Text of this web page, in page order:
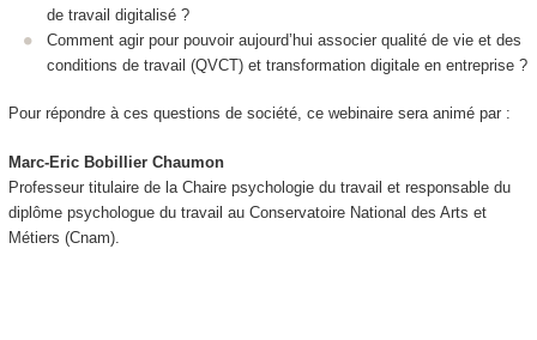
de travail digitalisé ?
Comment agir pour pouvoir aujourd’hui associer qualité de vie et des
conditions de travail (QVCT) et transformation digitale en entreprise ?
Pour répondre à ces questions de société, ce webinaire sera animé par :
Marc-Eric Bobillier Chaumon
Professeur titulaire de la Chaire psychologie du travail et responsable du
diplôme psychologue du travail au Conservatoire National des Arts et
Métiers (Cnam).